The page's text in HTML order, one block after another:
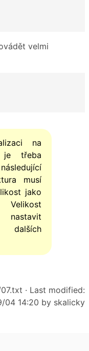
velmi
na
je třeba
musí
jako
· Last modified:
04 14:20 by skalicky